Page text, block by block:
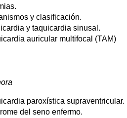
y clasificación.
y taquicardia sinusal.
auricular multifocal (TAM)
paroxística supraventricular.
del seno enfermo.